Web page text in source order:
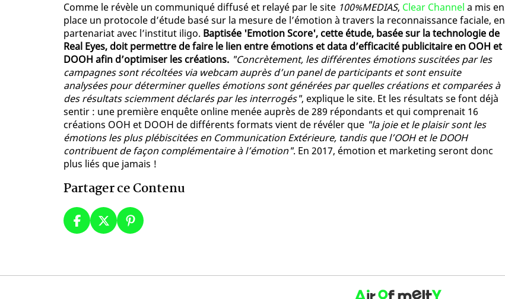
Comme le révèle un communiqué diffusé et relayé par le site 100%MEDIAS, Clear Channel a mis en
place un protocole d’étude basé sur la mesure de l’émotion à travers la reconnaissance faciale, en
partenariat avec l’institut iligo. Baptisée 'Emotion Score', cette étude, basée sur la technologie de
Real Eyes, doit permettre de faire le lien entre émotions et data d’efficacité publicitaire en OOH et
DOOH afin d’optimiser les créations. "Concrètement, les différentes émotions suscitées par les
campagnes sont récoltées via webcam auprès d’un panel de participants et sont ensuite
analysées pour déterminer quelles émotions sont générées par quelles créations et comparées à
des résultats sciemment déclarés par les interrogés", explique le site. Et les résultats se font déjà
sentir : une première enquête online menée auprès de 289 répondants et qui comprenait 16
créations OOH et DOOH de différents formats vient de révéler que "la joie et le plaisir sont les
émotions les plus plébiscitées en Communication Extérieure, tandis que l’OOH et le DOOH
contribuent de façon complémentaire à l’émotion". En 2017, émotion et marketing seront donc
plus liés que jamais !
Partager ce Contenu